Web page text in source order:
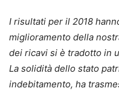
I risultati per il 2018
miglioramento della
dei ricavi si è tradotto in
La solidità dello stato
indebitamento, ha